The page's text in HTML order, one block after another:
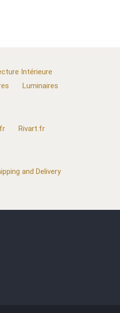
Intérieure
Luminaires
Rivart.fr
and Delivery